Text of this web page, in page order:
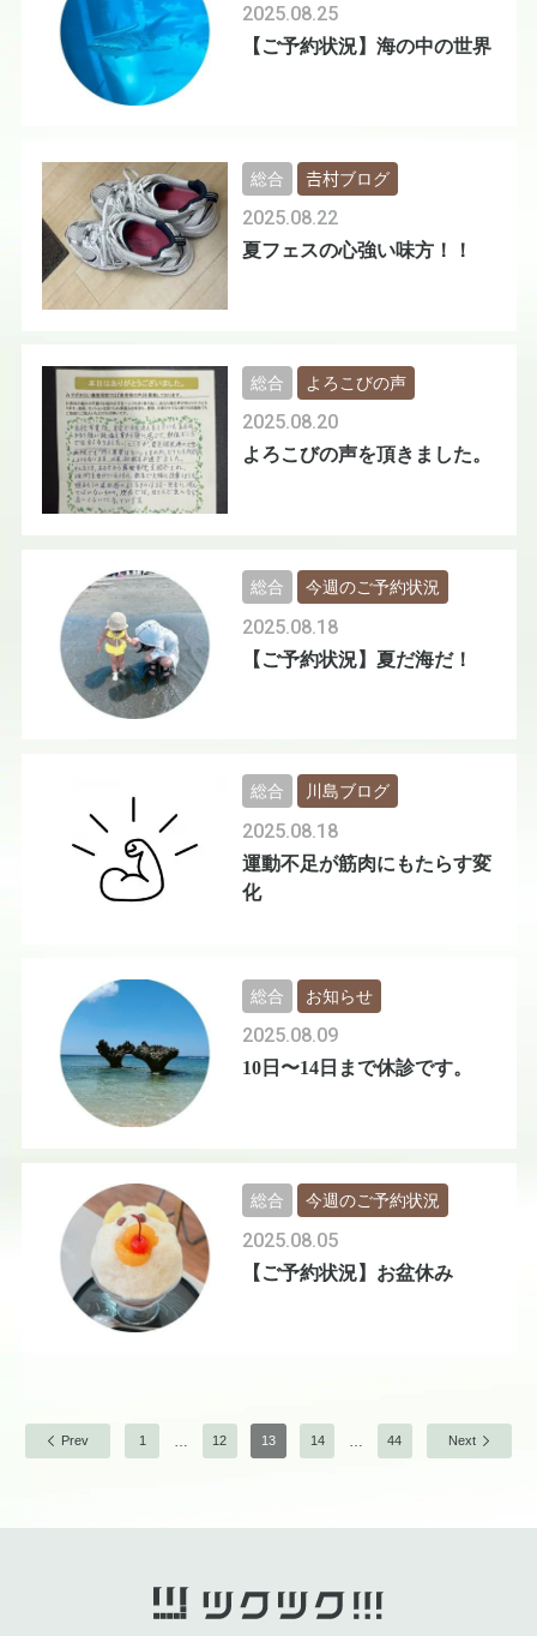
【ご予約状況】海の中の世界
2025.08.25
夏フェスの心強い味方！！
2025.08.22
総合 𠮷村ブログ
よろこびの声を頂きました。
2025.08.20
総合 よろこびの声
【ご予約状況】夏だ海だ！
2025.08.18
総合 今週のご予約状況
運動不足が筋肉にもたらす変
化
2025.08.18
総合 川島ブログ
10日〜14日まで休診です。
2025.08.09
総合 お知らせ
【ご予約状況】お盆休み
2025.08.05
総合 今週のご予約状況
Prev 1 12 13 14 44 Next